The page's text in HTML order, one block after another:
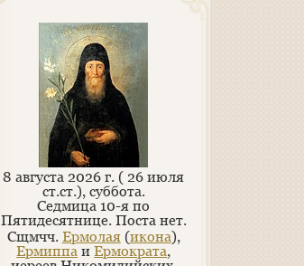
8 августа 2026 г. ( 26 июля
ст.ст.), суббота.
Седмица 10-я по
Пятидесятнице. Поста нет.
Сщмчч. Ермолая(икона),
Ермиппа иЕрмократа,